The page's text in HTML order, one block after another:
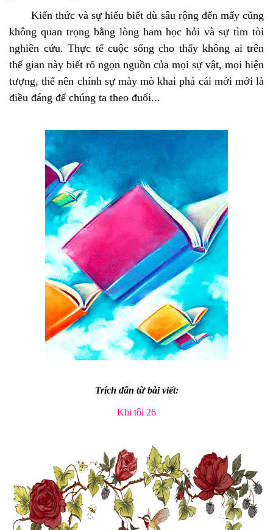
Kiến thức và sự hiểu biết dù sâu rộng đến mấy cũng
không quan trọng bằng lòng ham học hỏi và sự tìm tòi
nghiên cứu. Thực tế cuộc sống cho thấy không ai trên
thế gian này biết rõ ngọn nguồn của mọi sự vật, mọi hiện
tượng, thế nên chính sự mày mò khai phá cái mới mới là
điều đáng để chúng ta theo đuổi...
Trích dẫn từ bài viết:
Khi tôi 26